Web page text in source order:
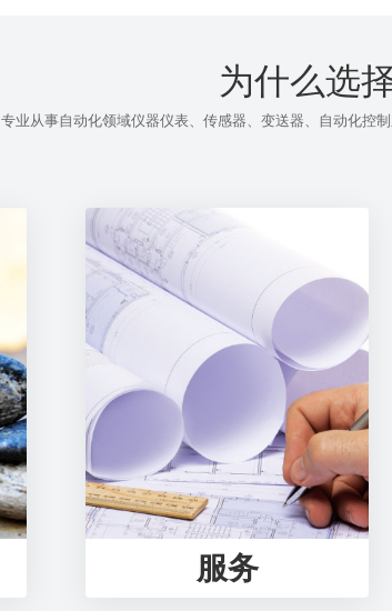
为什么选
专业从事自动化领域仪器仪表、传感器、变送器、自动化控
服务